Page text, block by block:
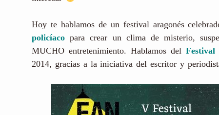
Hoy te hablamos de un festival aragonés
policíaco para crear un clima de misterio,
MUCHO entretenimiento. Hablamos delFestival
2014, gracias a la iniciativa del escritor y